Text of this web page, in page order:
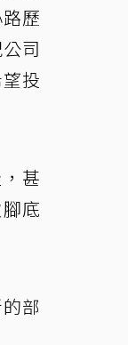
歷
司
投
甚
底
部